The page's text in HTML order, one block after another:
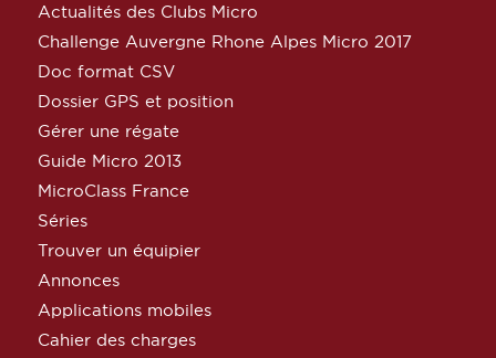
Actualités des Clubs Micro
Challenge Auvergne Rhone Alpes Micro 2017
Doc format CSV
Dossier GPS et position
Gérer une régate
Guide Micro 2013
MicroClass France
Séries
Trouver un équipier
Annonces
Applications mobiles
Cahier des charges